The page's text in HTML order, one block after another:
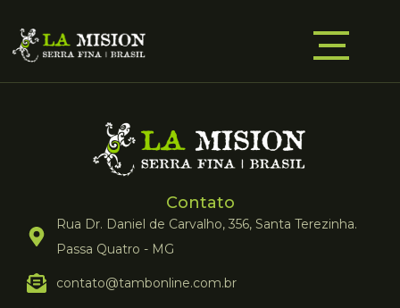
Contato
Rua Dr. Daniel de Carvalho, 356, Santa Terezinha.
Passa Quatro - MG
contato@tambonline.com.br